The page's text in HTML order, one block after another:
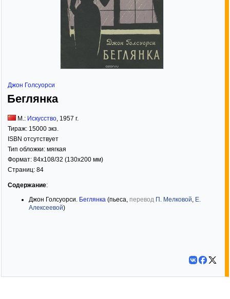
Джон Голсуорси
Беглянка
М.: Искусство, 1957 г.
Тираж: 15000 экз.
ISBN отсутствует
Тип обложки: мягкая
Формат: 84x108/32 (130x200 мм)
Страниц: 84
Содержание:
Джон Голсуорси. Беглянка (пьеса, перевод П. Мелковой, Е.
Алексеевой)